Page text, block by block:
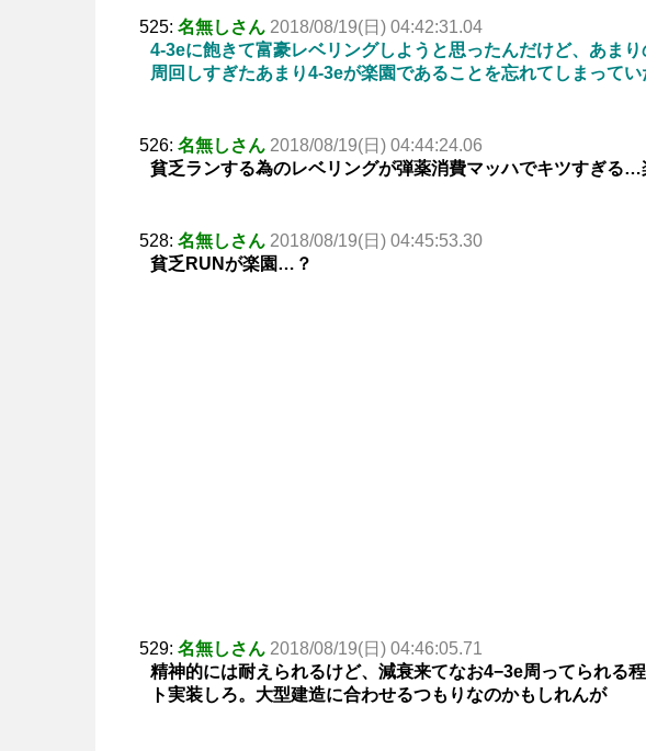
525: 名無しさん 2018/08/19(日) 04:42:31.04
4-3eに飽きて富豪レベリングしようと思ったんだけど、あま
周回しすぎたあまり4-3eが楽園であることを忘れてしまってい
526: 名無しさん 2018/08/19(日) 04:44:24.06
貧乏ランする為のレベリングが弾薬消費マッハでキツすぎる
528: 名無しさん 2018/08/19(日) 04:45:53.30
貧乏RUNが楽園…？
529: 名無しさん 2018/08/19(日) 04:46:05.71
精神的には耐えられるけど、減衰来てなお4−3e周ってられる
ト実装しろ。大型建造に合わせるつもりなのかもしれんが